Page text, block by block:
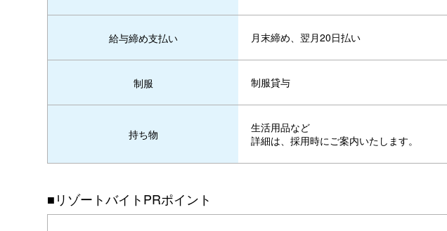
給与締め支払い 月末締め、翌月20日払い
制服 制服貸与
持ち物
生活用品など
詳細は、採用時にご案内いたします。
■リゾートバイトPRポイント